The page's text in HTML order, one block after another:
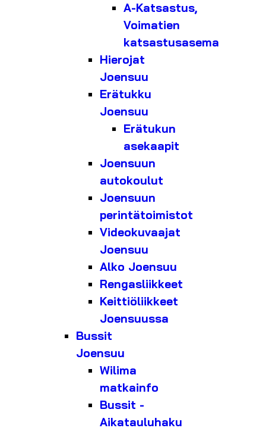
A-Katsastus,
Voimatien
katsastusasema
Hierojat
Joensuu
Erätukku
Joensuu
Erätukun
asekaapit
Joensuun
autokoulut
Joensuun
perintätoimistot
Videokuvaajat
Joensuu
Alko Joensuu
Rengasliikkeet
Keittiöliikkeet
Joensuussa
Bussit
Joensuu
Wilima
matkainfo
Bussit -
Aikatauluhaku